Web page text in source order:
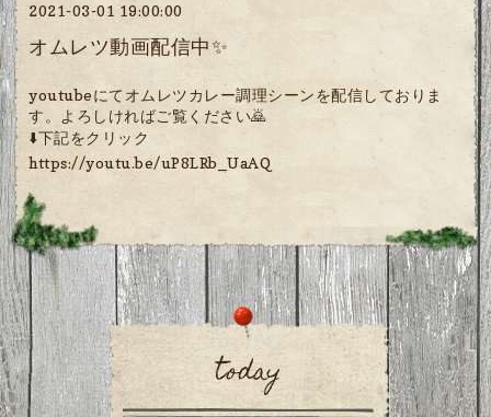
2021-03-01 19:00:00
オムレツ動画配信中✨
youtubeにてオムレツカレー調理シーンを配信しておりま
す。よろしければご覧ください🙇
⬇️下記をクリック
https://youtu.be/uP8LRb_UaAQ
today